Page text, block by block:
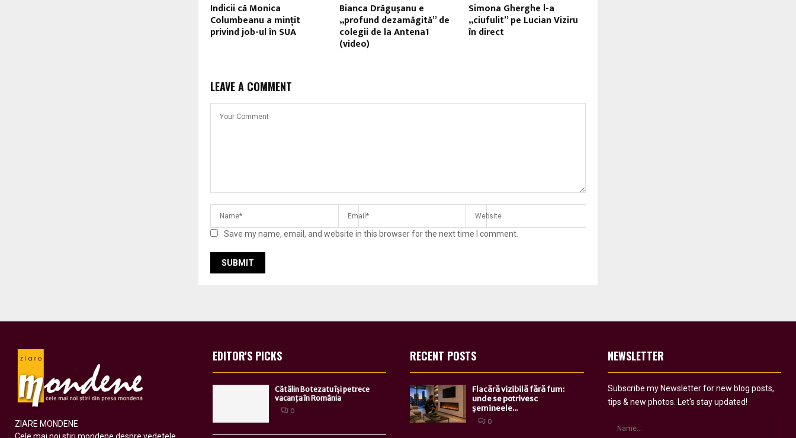
Indicii că Monica
Columbeanu a mințit
privind job-ul în SUA
Bianca Drăguşanu e
„profund dezamăgită” de
colegii de la Antena1
(video)
Simona Gherghe l-a
„ciufulit” pe Lucian Viziru
în direct
LEAVE A COMMENT
Save my name, email, and website in this browser for the next time I comment.
ZIARE MONDENE
EDITOR'S PICKS
Cătălin Botezatu își petrece
vacanța în România
0
RECENT POSTS
Flacără vizibilă fără fum:
unde se potrivesc
șemineele...
0
NEWSLETTER
Subscribe my Newsletter for new blog posts,
tips & new photos. Let's stay updated!